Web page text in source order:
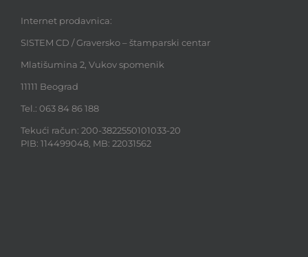
Internet prodavnica:
SISTEM CD / Graversko – štamparski centar
Mlatišumina 2, Vukov spomenik
11111 Beograd
Tel.: 063 84 86 188
Tekući račun: 200-3822550101033-20
PIB: 114499048, MB: 22031562